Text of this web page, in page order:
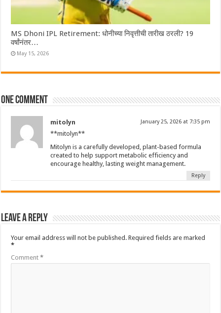
MS Dhoni IPL Retirement: धोनीच्या निवृत्तीची तारीख ठरली? 19
वर्षांनंतर…
May 15, 2026
One comment
mitolyn January 25, 2026 at 7:35 pm
**mitolyn**
Mitolyn is a carefully developed, plant-based formula
created to help support metabolic efficiency and
encourage healthy, lasting weight management.
Reply
Leave a Reply
Your email address will not be published. Required fields are marked
*
Comment*